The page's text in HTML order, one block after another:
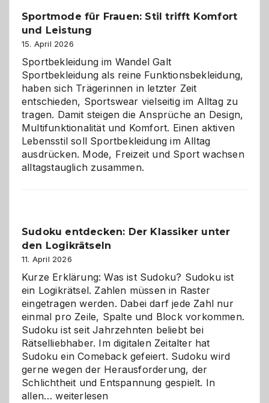
gegen
Chaos
Sportmode für Frauen: Stil trifft Komfort
und Leistung
15. April 2026
Sportbekleidung im Wandel Galt
Sportbekleidung als reine Funktionsbekleidung,
haben sich Trägerinnen in letzter Zeit
entschieden, Sportswear vielseitig im Alltag zu
tragen. Damit steigen die Ansprüche an Design,
Multifunktionalität und Komfort. Einen aktiven
Lebensstil soll Sportbekleidung im Alltag
ausdrücken. Mode, Freizeit und Sport wachsen
alltagstauglich zusammen.
Sudoku entdecken: Der Klassiker unter
den Logikrätseln
11. April 2026
Kurze Erklärung: Was ist Sudoku? Sudoku ist
ein Logikrätsel. Zahlen müssen in Raster
eingetragen werden. Dabei darf jede Zahl nur
einmal pro Zeile, Spalte und Block vorkommen.
Sudoku ist seit Jahrzehnten beliebt bei
Rätselliebhaber. Im digitalen Zeitalter hat
Sudoku ein Comeback gefeiert. Sudoku wird
gerne wegen der Herausforderung, der
Schlichtheit und Entspannung gespielt. In
allen…Sudoku
weiterlesen